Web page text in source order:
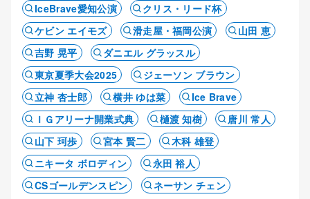
IceBrave愛知公演
クリス・リード杯
ケビン エイモズ
滑走屋・福岡公演
山田 恵
吉野 晃平
ダニエル グラッスル
東京夏季大会2025
ジェーソン ブラウン
立神 杏士郎
横井 ゆは菜
Ice Brave
ＩＧアリーナ開業式典
樋渡 知樹
唐川 常人
山下 珂歩
宮本 賢二
木科 雄登
ニキータ ボロディン
永田 裕人
CSゴールデンスピン
ネーサン チェン